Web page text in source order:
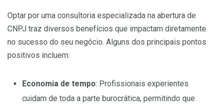
Optar por uma consultoria especializada na abertura de
CNPJ traz diversos benefícios que impactam diretamente
no sucesso do seu negócio. Alguns dos principais pontos
positivos incluem:
Economia de tempo: Profissionais experientes
cuidam de toda a parte burocrática, permitindo que